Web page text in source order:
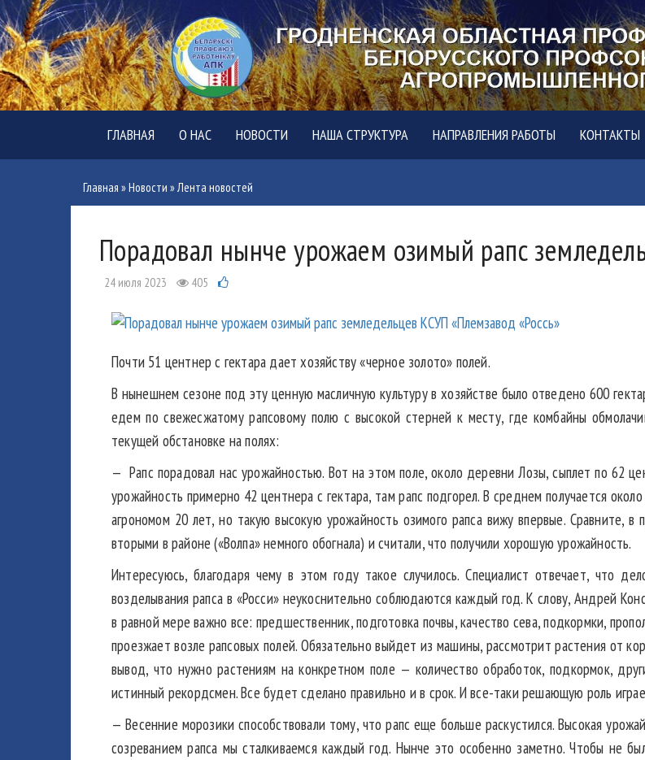
ГЛАВНАЯ О НАС НОВОСТИ НАША СТРУКТУРА НАПРАВЛЕНИЯ РАБОТЫ КОНТАКТЫ
Главная »Новости »Лента новостей
Порадовал нынче урожаем озимый рапс
24 июля 2023 405
Почти 51 центнер с гектара дает хозяйству «черное золото» полей.
В нынешнем сезоне под эту ценную масличную культуру в хозяйстве было отведено 600
едем по свежесжатому рапсовому полю с высокой стерней к месту, где комбайны
текущей обстановке на полях:
— Рапс порадовал нас урожайностью. Вот на этом поле, около деревни Лозы, сыплет по 62
урожайность примерно 42 центнера с гектара, там рапс подгорел. В среднем получается
агрономом 20 лет, но такую высокую урожайность озимого рапса вижу впервые. Сравните,
вторыми в районе («Волпа» немного обогнала) и считали, что получили хорошую урожайность.
Интересуюсь, благодаря чему в этом году такое случилось. Специалист отвечает, что
возделывания рапса в «Росси» неукоснительно соблюдаются каждый год. К слову, Андрей
в равной мере важно все: предшественник, подготовка почвы, качество сева, подкормки,
проезжает возле рапсовых полей. Обязательно выйдет из машины, рассмотрит растения от
вывод, что нужно растениям на конкретном поле — количество обработок, подкормок,
истинный рекордсмен. Все будет сделано правильно и в срок. И все-таки решающую роль
— Весенние морозики способствовали тому, что рапс еще больше раскустился. Высокая
созреванием рапса мы сталкиваемся каждый год. Нынче это особенно заметно. Чтобы не